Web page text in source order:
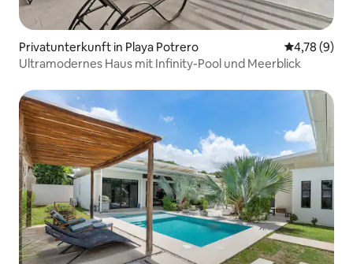
Privatunterkunft in Playa Potrero
4,78 (9)
Ultramodernes Haus mit Infinity-Pool und Meerblick